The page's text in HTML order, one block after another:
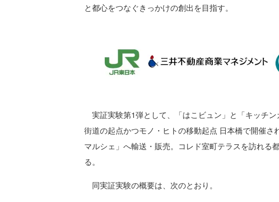
と都心をつなぐきっかけの創出を目指す。
実証実験第1弾として、「はこビュン」と「キッチ
街道の起点かつモノ・ヒトの移動起点 日本橋で開催さ
マルシェ」へ輸送・販売。コレド室町テラスを訪れる
る。
同実証実験の概要は、次のとおり。